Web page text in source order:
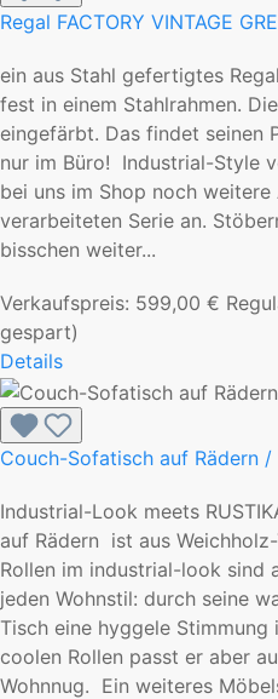
Regal FACTORY VINTAGE
ein aus Stahl gefertigtes
fest in einem Stahlrahmen.
eingefärbt. Das findet seinen
nur im Büro! Industrial-Style
bei uns im Shop noch
verarbeiteten Serie an.
bisschen weiter...
Verkaufspreis: 599,00 €
gespart)
Details
Couch-Sofatisch auf Rädern
Industrial-Look meets
auf Rädern ist aus
Rollen im industrial-look sind
jeden Wohnstil: durch seine
Tisch eine hyggele Stimmung
coolen Rollen passt er aber
Wohnnug. Ein weiteres